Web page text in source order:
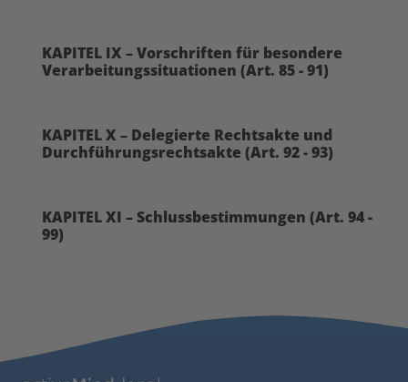
KAPITEL IX – Vorschriften für besondere
Verarbeitungssituationen (Art. 85 - 91)
KAPITEL X – Delegierte Rechtsakte und
Durchführungsrechtsakte (Art. 92 - 93)
KAPITEL XI – Schlussbestimmungen (Art. 94 -
99)